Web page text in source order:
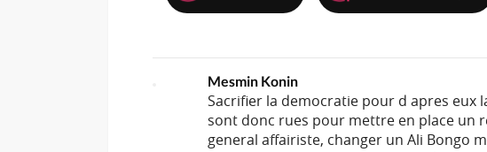
Mesmin Konin
Sacrifier la democratie pour d apres eux
sont donc rues pour mettre en place un
general affairiste, changer un Ali Bongo